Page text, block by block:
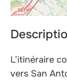
L’itinéraire
vers San